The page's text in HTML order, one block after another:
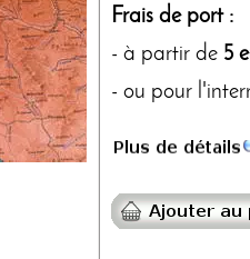
Frais de port :
- à partir de 5
- ou pour